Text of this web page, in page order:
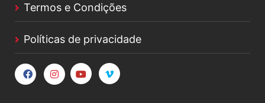
Termos e Condições
Políticas de privacidade